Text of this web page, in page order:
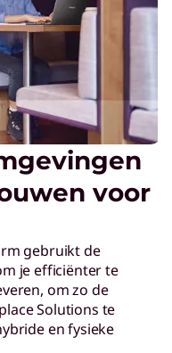
voor
gebruikt de
je efficiënter te
om zo de
Solutions te
en fysieke